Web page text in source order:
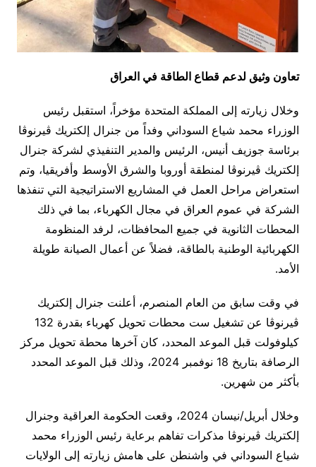
تعاون وثيق لدعم قطاع الطاقة في العراق
وخلال زيارته إلى المملكة المتحدة مؤخراً، استقبل رئيس
الوزراء محمد شياع السوداني وفداً من جنرال إلكتريك ڤيرنوڤا
برئاسة جوزيف أنيس، الرئيس والمدير التنفيذي لشركة جنرال
إلكتريك ڤيرنوڤا لمنطقة أوروبا والشرق الأوسط وأفريقيا، وتم
استعراض مراحل العمل في المشاريع الاستراتيجية التي تنفذها
الشركة في عموم العراق في مجال الكهرباء، بما في ذلك
المحطات الثانوية في جميع المحافظات، لرفد المنظومة
الكهربائية الوطنية بالطاقة، فضلاً عن أعمال الصيانة طويلة
الأمد.
في وقت سابق من العام المنصرم، أعلنت جنرال إلكتريك
ڤيرنوڤا عن تشغيل ست محطات تحويل كهرباء بقدرة 132
كيلوفولت قبل الموعد المحدد، كان آخرها محطة تحويل مركز
الرصافة بتاريخ 18 نوفمبر 2024، وذلك قبل الموعد المحدد
بأكثر من شهرين.
وخلال أبريل/نيسان 2024، وقعت الحكومة العراقية وجنرال
إلكتريك ڤيرنوڤا مذكرات تفاهم برعاية رئيس الوزراء محمد
شياع السوداني في واشنطن على هامش زيارته إلى الولايات